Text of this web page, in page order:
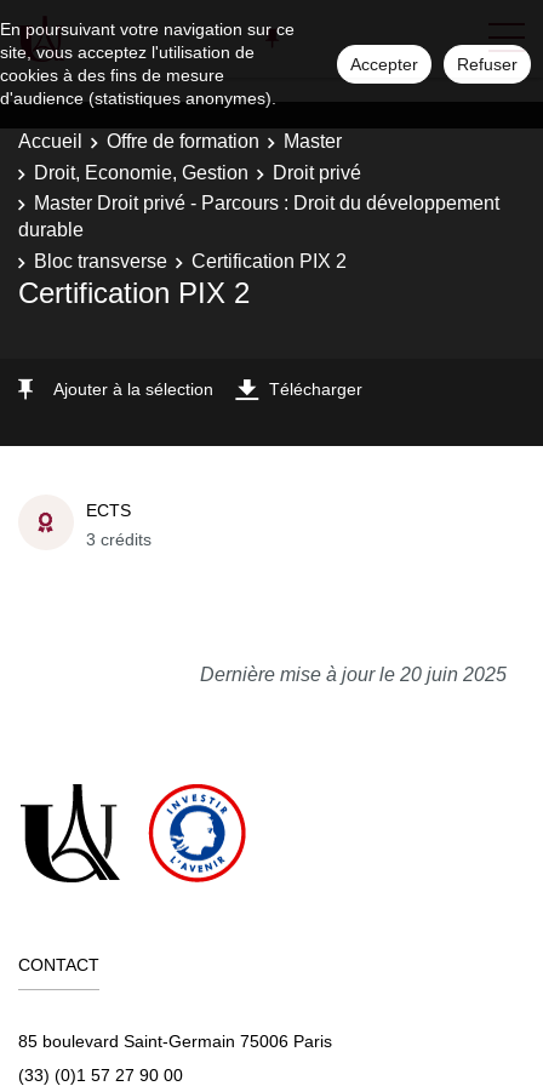
En poursuivant votre navigation sur ce
site, vous acceptez l'utilisation de
cookies à des fins de mesure
d'audience (statistiques anonymes).
Accepter Refuser
Accueil Offre de formation
Master
Droit, Economie, Gestion
Droit privé
Master Droit privé - Parcours : Droit du développement
durable
Bloc transverse
Certification PIX 2
Certification PIX 2
Ajouter à la sélection Télécharger
ECTS
3 crédits
Dernière mise à jour le 20 juin 2025
CONTACT
85 boulevard Saint-Germain 75006 Paris
(33) (0)1 57 27 90 00